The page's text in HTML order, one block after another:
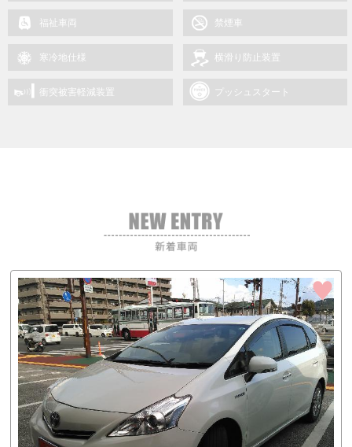
福祉車両 禁煙車
寒冷地仕様 横滑り防止装置
衝突被害軽減装置 プッシュスタート